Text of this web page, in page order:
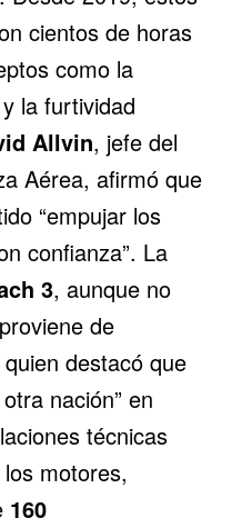
cientos de horas
como la
la furtividad
Allvin, jefe del
Aérea, afirmó que
“empujar los
confianza”. La
3, aunque no
de
quien destacó que
nación” en
técnicas
motores,
160